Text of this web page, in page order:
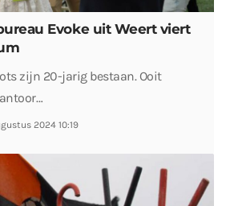
Evoke uit Weert viert
zijn 20-jarig bestaan. Ooit
2024 10:19